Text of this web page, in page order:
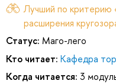
Лучший по критерию
расширения
Статус: Маго-лего
Кто читает: Кафедра
Когда читается: 3